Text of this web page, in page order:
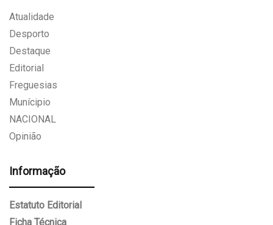
Atualidade
Desporto
Destaque
Editorial
Freguesias
Munícipio
NACIONAL
Opinião
Informação
Estatuto Editorial
Ficha Técnica